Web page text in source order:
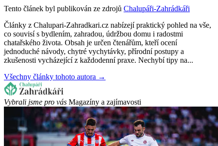
Tento článek byl publikován ze zdrojů Chalupáři-Zahrádkáři
Články z Chalupari-Zahradkari.cz nabízejí praktický pohled na vše,
co souvisí s bydlením, zahradou, údržbou domu i radostmi
chatařského života. Obsah je určen čtenářům, kteří ocení
jednoduché návody, chytré vychytávky, přírodní postupy a
zkušenosti vycházející z každodenní praxe. Nechybí tipy na...
Všechny články tohoto autora →
Vybrali jsme pro vás Magazíny a zajímavosti